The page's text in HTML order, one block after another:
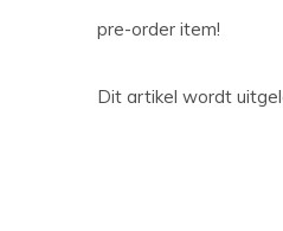
pre-order item!
Dit artikel wordt